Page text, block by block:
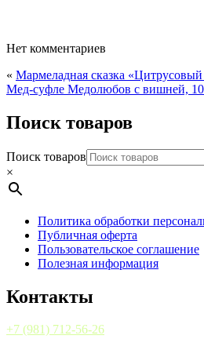
Нет комментариев
« Мармеладная сказка
Мед-суфле Медолюбов с вишней,
Поиск товаров
Поиск товаров
×
Политика обработки
Публичная оферта
Пользовательское соглашение
Полезная информация
Контакты
+7 (981) 712-56-26